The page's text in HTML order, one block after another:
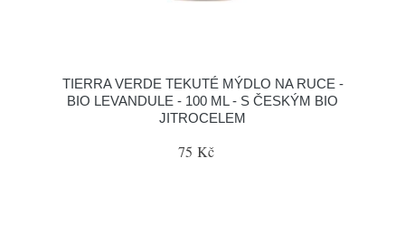
TIERRA VERDE TEKUTÉ MÝDLO NA RUCE -
BIO LEVANDULE - 100 ML - S ČESKÝM BIO
JITROCELEM
75 Kč